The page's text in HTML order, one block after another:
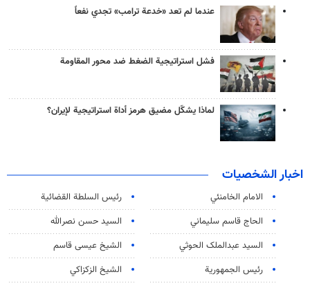
عندما لم تعد «خدعة ترامب» تجدي نفعاً
فشل استراتيجية الضغط ضد محور المقاومة
لماذا يشكّل مضيق هرمز أداة استراتيجية لإيران؟
اخبار الشخصيات
الامام الخامنئي
رئیس السلطة القضائیة
الحاج قاسم سليماني
السيد حسن نصرالله
السید عبدالملک الحوثي
الشيخ عيسى قاسم
رئيس الجمهورية
الشيخ الزكزاكي